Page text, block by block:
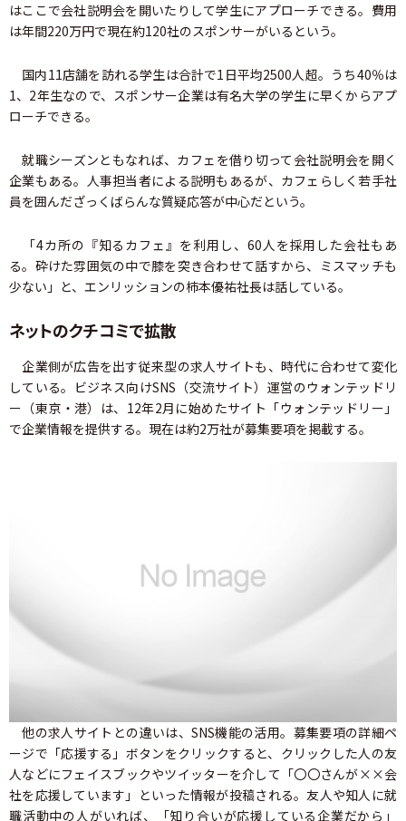
はここで会社説明会を開いたりして学生にアプローチできる。費用
は年間220万円で現在約120社のスポンサーがいるという。
国内11店舗を訪れる学生は合計で1日平均2500人超。うち40％は
1、2年生なので、スポンサー企業は有名大学の学生に早くからアプ
ローチできる。
就職シーズンともなれば、カフェを借り切って会社説明会を開く
企業もある。人事担当者による説明もあるが、カフェらしく若手社
員を囲んだざっくばらんな質疑応答が中心だという。
「4カ所の『知るカフェ』を利用し、60人を採用した会社もあ
る。砕けた雰囲気の中で膝を突き合わせて話すから、ミスマッチも
少ない」と、エンリッションの柿本優祐社長は話している。
ネットのクチコミで拡散
企業側が広告を出す従来型の求人サイトも、時代に合わせて変化
している。ビジネス向けSNS（交流サイト）運営のウォンテッドリ
ー（東京・港）は、12年2月に始めたサイト「ウォンテッドリー」
で企業情報を提供する。現在は約2万社が募集要項を掲載する。
他の求人サイトとの違いは、SNS機能の活用。募集要項の詳細ペ
ージで「応援する」ボタンをクリックすると、クリックした人の友
人などにフェイスブックやツイッターを介して「〇〇さんが××会
社を応援しています」といった情報が投稿される。友人や知人に就
職活動中の人がいれば、「知り合いが応援している企業だから」